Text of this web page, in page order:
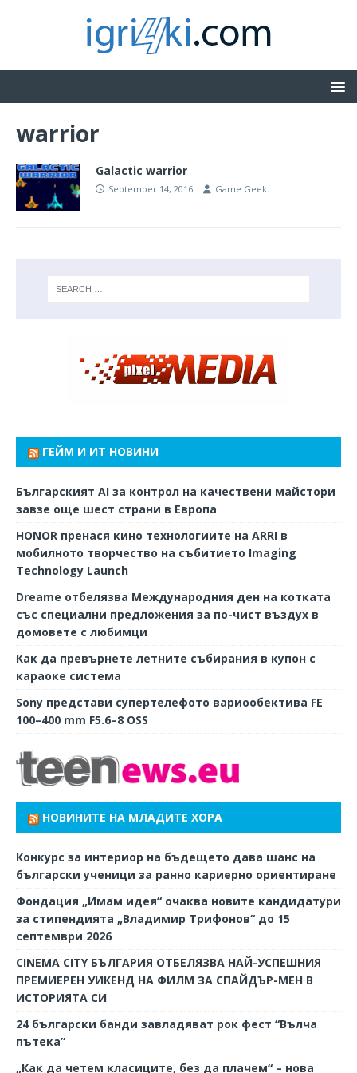
warrior
Galactic warrior
September 14, 2016 Game Geek
ГЕЙМ И ИТ НОВИНИ
Българският AI за контрол на качествени майстори
завзе още шест страни в Европа
HONOR пренася кино технологиите на ARRI в
мобилното творчество на събитието Imaging
Technology Launch
Dreame отбелязва Международния ден на котката
със специални предложения за по-чист въздух в
домовете с любимци
Как да превърнете летните събирания в купон с
караоке система
Sony представи супертелефото вариообектива FE
100–400 mm F5.6–8 OSS
НОВИНИТЕ НА МЛАДИТЕ ХОРА
Конкурс за интериор на бъдещето дава шанс на
български ученици за ранно кариерно ориентиране
Фондация „Имам идея“ очаква новите кандидатури
за стипендията „Владимир Трифонов“ до 15
септември 2026
CINEMA CITY БЪЛГАРИЯ ОТБЕЛЯЗВА НАЙ-УСПЕШНИЯ
ПРЕМИЕРЕН УИКЕНД НА ФИЛМ ЗА СПАЙДЪР-МЕН В
ИСТОРИЯТА СИ
24 български банди завладяват рок фест “Вълча
пътека”
„Как да четем класиците, без да плачем“ – нова